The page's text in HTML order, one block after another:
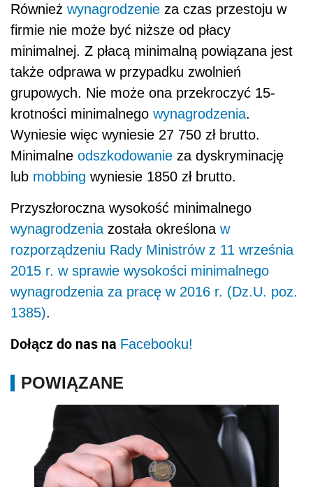
Również wynagrodzenie za czas przestoju w
firmie nie może być niższe od płacy
minimalnej. Z płacą minimalną powiązana jest
także odprawa w przypadku zwolnień
grupowych. Nie może ona przekroczyć 15-
krotności minimalnego wynagrodzenia.
Wyniesie więc wyniesie 27 750 zł brutto.
Minimalne odszkodowanie za dyskryminację
lub mobbing wyniesie 1850 zł brutto.
Przyszłoroczna wysokość minimalnego
wynagrodzenia została określona w
rozporządzeniu Rady Ministrów z 11 września
2015 r. w sprawie wysokości minimalnego
wynagrodzenia za pracę w 2016 r. (Dz.U. poz.
1385).
Dołącz do nas na Facebooku!
POWIĄZANE